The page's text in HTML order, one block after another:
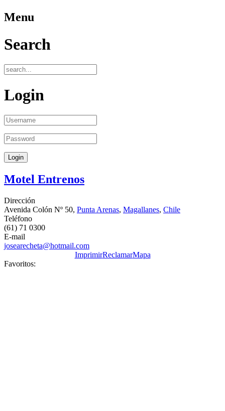
Menu
Search
Login
Motel Entrenos
Dirección
Avenida Colón Nº 50, Punta Arenas, Magallanes, Chile
Teléfono
(61) 71 0300
E-mail
josearecheta@hotmail.com
ImprimirReclamarMapa
Favoritos: